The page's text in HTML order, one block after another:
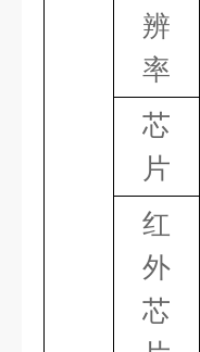
辨
率
芯
片
红
外
芯